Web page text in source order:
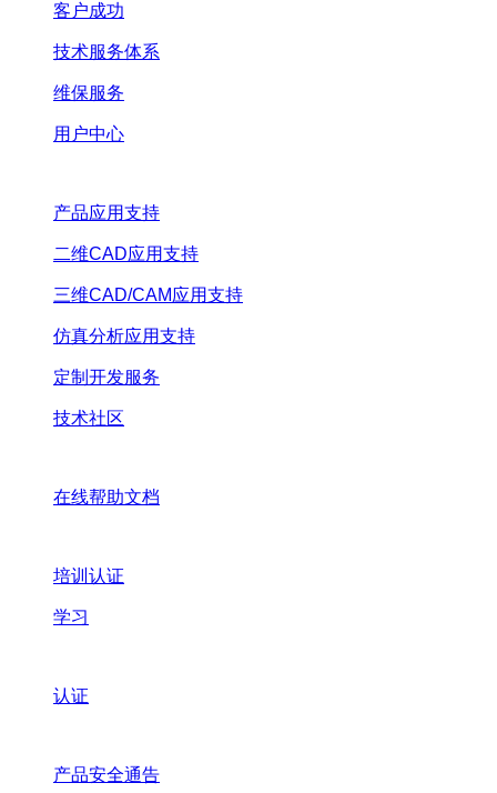
客户成功
技术服务体系
维保服务
用户中心
产品应用支持
二维CAD应用支持
三维CAD/CAM应用支持
仿真分析应用支持
定制开发服务
技术社区
在线帮助文档
培训认证
学习
认证
产品安全通告